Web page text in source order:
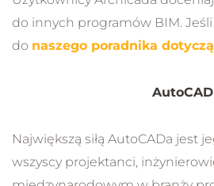
do innych programów BIM.
do naszego poradnika
Największą siłą AutoCADa jest
wszyscy projektanci,